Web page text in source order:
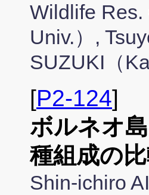
Wildlife Res.
Univ.）,
SUZUKI（
[P2-124]
ボルネオ
種組成の比
Shin-ichiro